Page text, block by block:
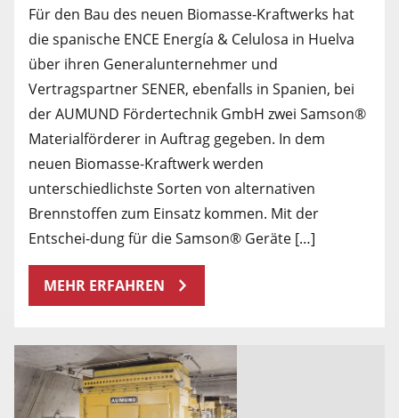
Für den Bau des neuen Biomasse-Kraftwerks hat
die spanische ENCE Energía & Celulosa in Huelva
über ihren Generalunternehmer und
Vertragspartner SENER, ebenfalls in Spanien, bei
der AUMUND Fördertechnik GmbH zwei Samson®
Materialförderer in Auftrag gegeben. In dem
neuen Biomasse-Kraftwerk werden
unterschiedlichste Sorten von alternativen
Brennstoffen zum Einsatz kommen. Mit der
Entschei-dung für die Samson® Geräte […]
MEHR ERFAHREN